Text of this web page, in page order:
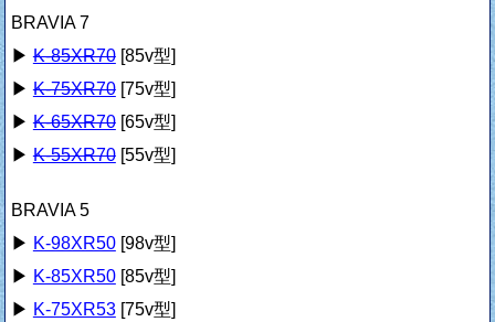
BRAVIA 7
▶K-85XR70[85v型]
▶K-75XR70[75v型]
▶K-65XR70[65v型]
▶K-55XR70[55v型]
BRAVIA 5
▶ K-98XR50[98v型]
▶ K-85XR50[85v型]
▶ K-75XR53[75v型]